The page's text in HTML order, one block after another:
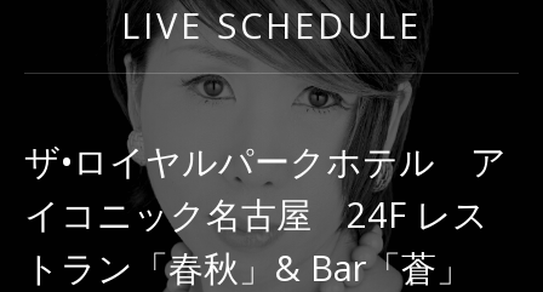
LIVE SCHEDULE
ザ•ロイヤルパークホテル ア
イコニック名古屋 24F レス
トラン「春秋」& Bar「蒼」